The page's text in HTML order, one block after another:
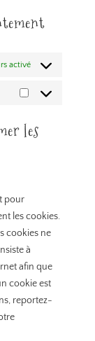
activé
Statistiques
les
pour
les cookies.
cookies ne
à
afin que
cookie est
reportez-